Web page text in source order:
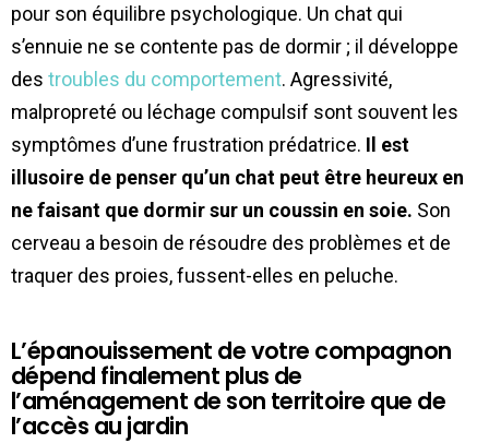
pour son équilibre psychologique. Un chat qui
s’ennuie ne se contente pas de dormir ; il développe
des troubles du comportement. Agressivité,
malpropreté ou léchage compulsif sont souvent les
symptômes d’une frustration prédatrice. Il est
illusoire de penser qu’un chat peut être heureux en
ne faisant que dormir sur un coussin en soie. Son
cerveau a besoin de résoudre des problèmes et de
traquer des proies, fussent-elles en peluche.
L’épanouissement de votre compagnon
dépend finalement plus de
l’aménagement de son territoire que de
l’accès au jardin